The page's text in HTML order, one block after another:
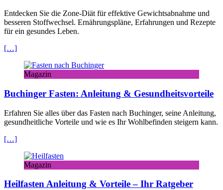
Entdecken Sie die Zone-Diät für effektive Gewichtsabnahme und
besseren Stoffwechsel. Ernährungspläne, Erfahrungen und Rezepte
für ein gesundes Leben.
[…]
Magazin
Buchinger Fasten: Anleitung & Gesundheitsvorteile
Erfahren Sie alles über das Fasten nach Buchinger, seine Anleitung,
gesundheitliche Vorteile und wie es Ihr Wohlbefinden steigern kann.
[…]
Magazin
Heilfasten Anleitung & Vorteile – Ihr Ratgeber